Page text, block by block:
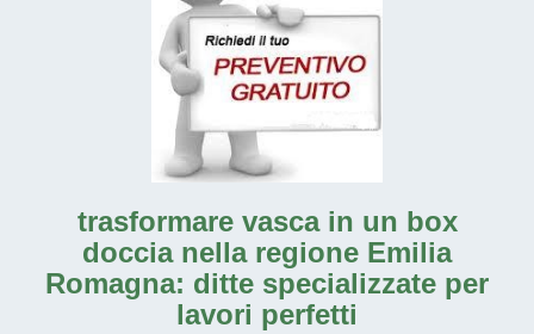
trasformare vasca in un box
doccia nella regione Emilia
Romagna: ditte specializzate per
lavori perfetti